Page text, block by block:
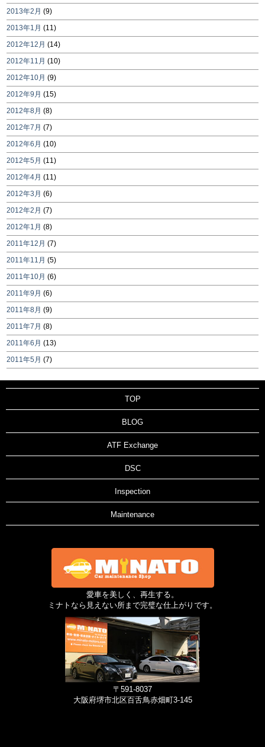
2013年2月 (9)
2013年1月 (11)
2012年12月 (14)
2012年11月 (10)
2012年10月 (9)
2012年9月 (15)
2012年8月 (8)
2012年7月 (7)
2012年6月 (10)
2012年5月 (11)
2012年4月 (11)
2012年3月 (6)
2012年2月 (7)
2012年1月 (8)
2011年12月 (7)
2011年11月 (5)
2011年10月 (6)
2011年9月 (6)
2011年8月 (9)
2011年7月 (8)
2011年6月 (13)
2011年5月 (7)
TOP
BLOG
ATF Exchange
DSC
Inspection
Maintenance
愛車を美しく、再生する。
ミナトなら見えない所まで完璧な仕上がりです。
〒591-8037
大阪府堺市北区百舌鳥赤畑町3-145